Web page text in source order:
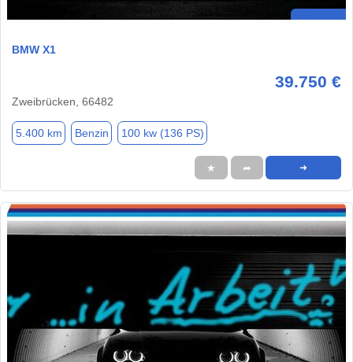
BMW X1
39.750 €
Zweibrücken, 66482
5.400 km Benzin 100 kw (136 PS)
★ ➦ ➜